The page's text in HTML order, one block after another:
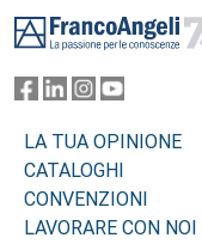
LA TUA OPINIONE
CATALOGHI
CONVENZIONI
LAVORARE CON NOI